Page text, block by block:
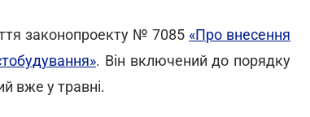
законопроекту № 7085 «Про внесення
. Він включений до порядку
вже у травні.